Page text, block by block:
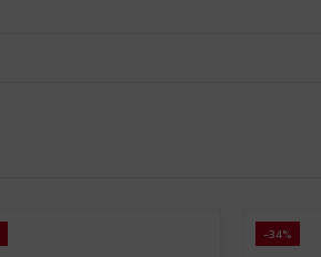
-34%